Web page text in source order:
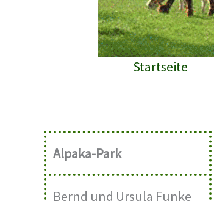
Startseite
Alpaka-Park
Bernd und Ursula Funke